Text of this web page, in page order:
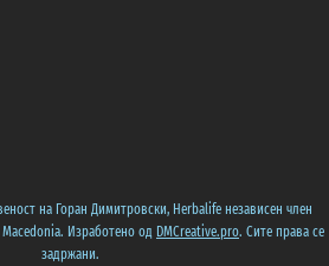
на Горан Димитровски, Herbalife независен член
Изработено од DMCreative.pro. Сите права се
задржани.